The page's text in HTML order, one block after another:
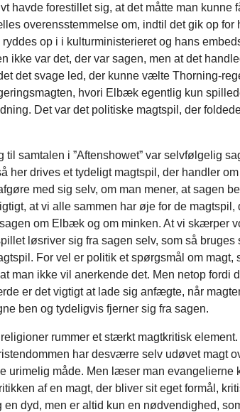
havde forestillet sig, at det måtte man kunne
overensstemmelse om, indtil det gik op for
op i i kulturministerieret og hans
ikke var det, der var sagen, men at det
det svage led, der kunne vælte Thorning-
hvori Elbæk egentlig kun
Det var det politiske magtspil, der
i ”Aftenshowet” var selvfølgelig
her drives et tydeligt magtspil, der handler
med sig selv, om man mener, at sagen
at vi alle sammen har øje for de magtspil,
om Elbæk og om minken. At vi skærper
løsriver sig fra sagen selv, som så bruges
For vel er politik et spørgsmål om magt,
man ikke vil anerkende det. Men netop fordi
er det vigtigt at lade sig anfægte, når
ben og tydeligvis fjerner sig fra sagen.
et stærkt magtkritisk element.
har desværre selv udøvet magt
urimelig måde. Men læser man evangelierne
af en magt, der bliver sit eget formål,
dyd, men er altid kun en nødvendighed,